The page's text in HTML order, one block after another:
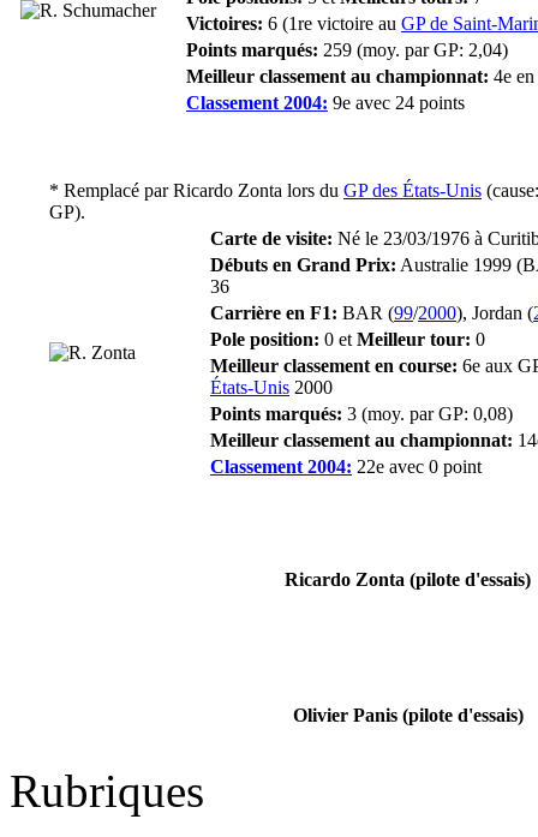
Victoires: 6 (1re victoire au GP de Saint-
Points marqués: 259 (moy. par GP: 2,04)
Meilleur classement au championnat: 4e
Classement 2004: 9e avec 24 points
* Remplacé parRicardo Zonta lors du GP des États-Unis
GP).
Carte de visite: Né le 23/03/1976 à
Débuts en Grand Prix: Australie 1999
36
Carrière en F1: BAR (99/2000), Jordan (
Pole position: 0 et Meilleur tour: 0
Meilleur classement en course: 6e aux
États-Unis 2000
Points marqués: 3 (moy. par GP: 0,08)
Meilleur classement au championnat:
Classement 2004: 22e avec 0 point
Ricardo Zonta (pilote d'essais)
Olivier Panis (pilote d'essais)
Rubriques